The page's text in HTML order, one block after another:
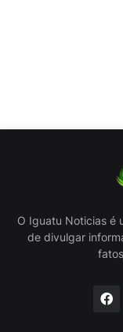
O Iguatu Noticias é
de divulgar